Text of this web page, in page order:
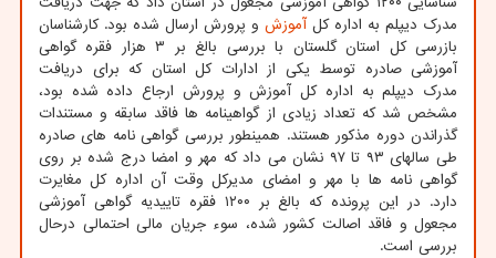
مدرک دیپلم به اداره کلآموزش و پرورش ارسال شده بود. کارشناسان
بازرسی کل استان گلستان با بررسی بالغ بر ۳ هزار فقره گواهی
آموزشی صادره توسط یکی از ادارات کل استان که برای دریافت
مدرک دیپلم به اداره کل آموزش و پرورش ارجاع داده شده بود،
مشخص شد که تعداد زیادی از گواهینامه ها فاقد سابقه و مستندات
گذراندن دوره مذکور هستند. همینطور بررسی گواهی نامه های صادره
طی سالهای ۹۳ تا ۹۷ نشان می داد که مهر و امضا درج شده بر روی
گواهی نامه ها با مهر و امضای مدیرکل وقت آن اداره کل مغایرت
دارد. در این پرونده که بالغ بر ۱۲۰۰ فقره تاییدیه گواهی آموزشی
مجعول و فاقد اصالت کشور شده، سوء جریان مالی احتمالی درحال
بررسی است.